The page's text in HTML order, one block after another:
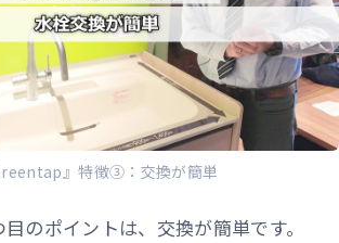
』特徴③：交換が簡単
のポイントは、交換が簡単です。